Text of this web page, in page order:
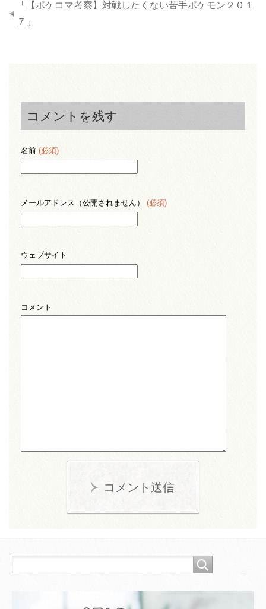
「
【ポケコマ考察】対戦したくない苦手ポケモン２０１
７ 」
コメントを残す
名前 (必須)
メールアドレス（公開されません） (必須)
ウェブサイト
コメント
コメント送信